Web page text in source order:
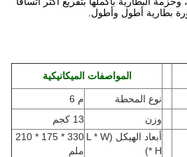
بطارية أطول وأطول.
المواصفات الميكانيكية
نوع المحطة
م 6
وزن 13 كجم
أبعاد الهيكل (L * W
* H
)
330 * 175 * 210
ملم